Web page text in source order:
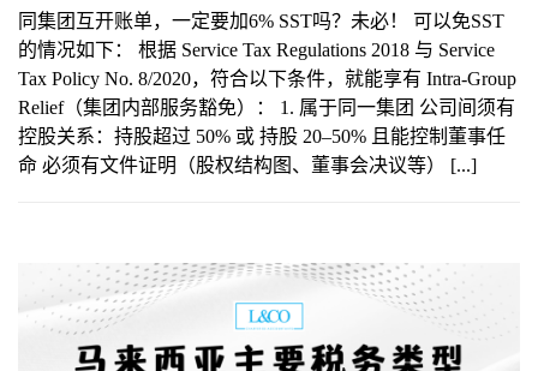
同集团互开账单，一定要加6% SST吗？未必！ 可以免SST
的情况如下： 根据 Service Tax Regulations 2018 与 Service
Tax Policy No. 8/2020，符合以下条件，就能享有 Intra-Group
Relief（集团内部服务豁免）： 1. 属于同一集团 公司间须有
控股关系：持股超过 50% 或 持股 20–50% 且能控制董事任
命 必须有文件证明（股权结构图、董事会决议等） [...]